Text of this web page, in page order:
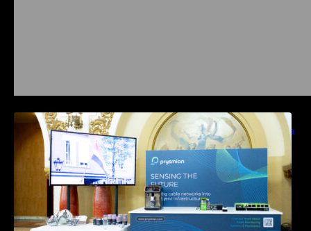
Prysmian aduce la COMM26 tehnologii de
sensing si Digital Energy pentru monitorizarea
in timp real a infrastrucrutilor critice